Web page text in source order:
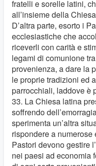
fratelli e sorelle latini,
all’insieme della
D’altra parte, esorto i
ecclesiastiche che
riceverli con carità e
legami di comunione
provenienza, a dare la
le proprie tradizioni ed
parrocchiali, laddove è
33. La Chiesa latina
soffrendo
sperimenta un’altra
rispondere a
Pastori devono gestire
nei paesi ad economia